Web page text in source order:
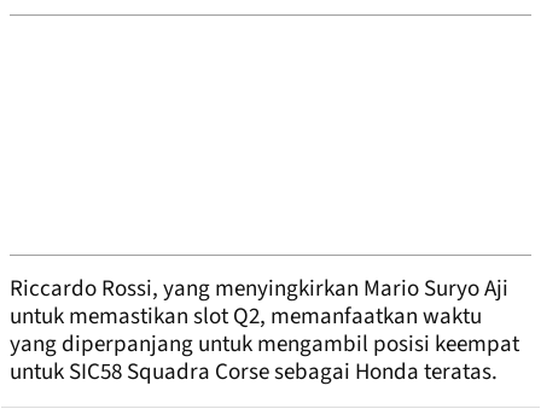
Riccardo Rossi, yang menyingkirkan Mario Suryo Aji
untuk memastikan slot Q2, memanfaatkan waktu
yang diperpanjang untuk mengambil posisi keempat
untuk SIC58 Squadra Corse sebagai Honda teratas.